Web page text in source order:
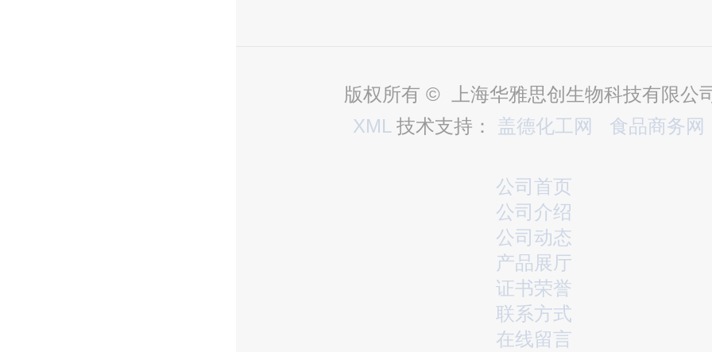
版权所有 © 上海华雅思创生物科技有限公
XML技术支持： 盖德化工网 食品商务网
公司首页
公司介绍
公司动态
产品展厅
证书荣誉
联系方式
在线留言